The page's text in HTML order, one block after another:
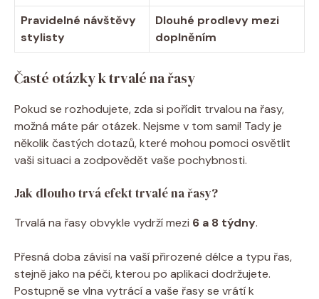
Pravidelné návštěvy
stylisty
Dlouhé prodlevy mezi
doplněním
Časté otázky k trvalé na řasy
Pokud se rozhodujete, zda si pořídit trvalou na řasy,
možná máte pár otázek. Nejsme v tom sami! Tady je
několik častých dotazů, které mohou pomoci osvětlit
vaši situaci a zodpovědět vaše pochybnosti.
Jak dlouho trvá efekt trvalé na řasy?
Trvalá na řasy obvykle vydrží mezi 6 a 8 týdny.
Přesná doba závisí na vaší přirozené délce a typu řas,
stejně jako na péči, kterou po aplikaci dodržujete.
Postupně se vlna vytrácí a vaše řasy se vrátí k